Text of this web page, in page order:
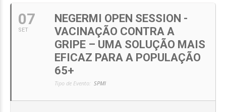
07
SET
NEGERMI OPEN SESSION -
VACINAÇÃO CONTRA A
GRIPE – UMA SOLUÇÃO MAIS
EFICAZ PARA A POPULAÇÃO
65+
Tipo de Evento: SPMI